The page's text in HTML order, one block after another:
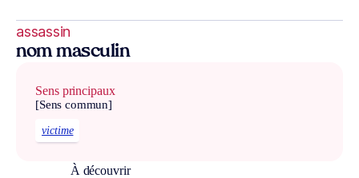
assassin
nom masculin
Sens principaux
[Sens commun]
victime
À découvrir